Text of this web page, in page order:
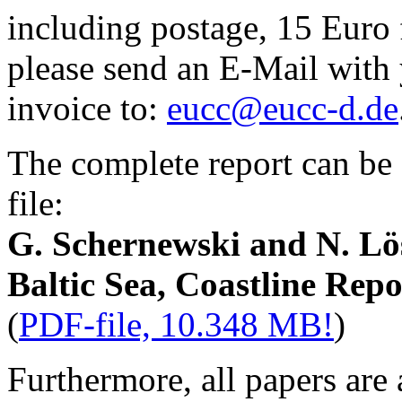
including postage, 15
please send an E-Mail
invoice to: eucc@eucc-d.de
The complete report can
file:
G. Schernewski and N.
Baltic Sea, Coastline
(PDF-file, 10.348 MB!)
Furthermore, all papers